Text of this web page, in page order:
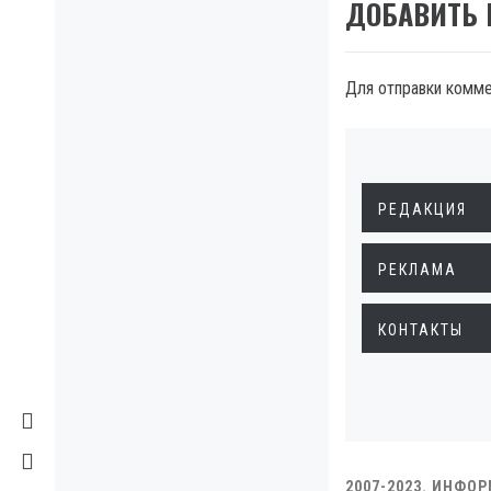
ДОБАВИТЬ
Для отправки
РЕДАКЦИЯ
РЕКЛАМА
КОНТАКТЫ
2007-2023.